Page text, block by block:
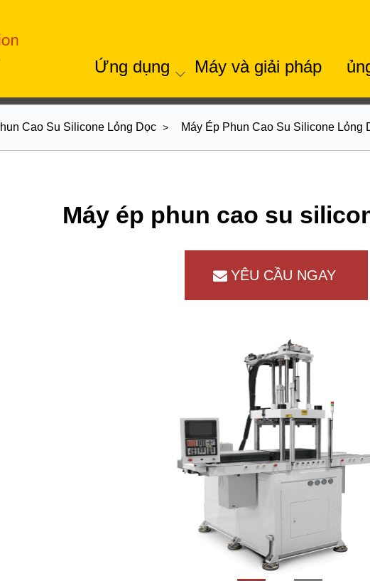
Ứng dụng Máy và giải pháp
Cao Su Silicone Lỏng Dọc Máy Ép Phun Cao Su Silicone Lỏng
Máy ép phun cao su
YÊU CẦU NGAY